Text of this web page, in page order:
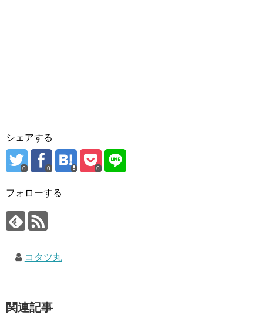
シェアする
0 0 0
フォローする
コタツ丸
関連記事